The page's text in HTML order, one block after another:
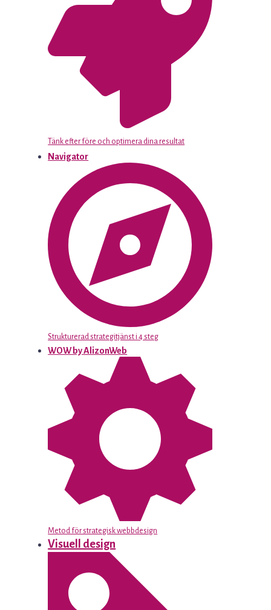
Tänk efter före och optimera dina resultat
Navigator
Strukturerad strategitjänst i 4 steg
WOW by AlizonWeb
Metod för strategisk webbdesign
Visuell design